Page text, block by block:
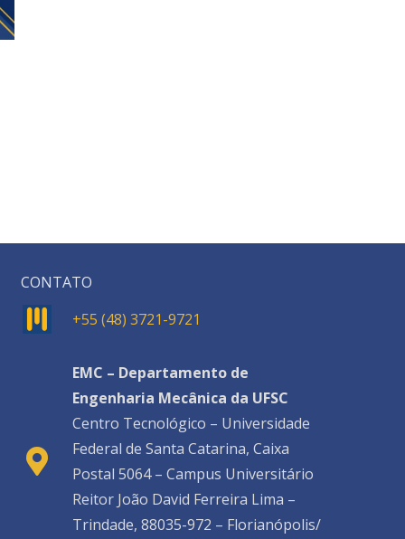
CONTATO
+55 (48) 3721-9721
EMC – Departamento de
Engenharia Mecânica da UFSC
Centro Tecnológico – Universidade
Federal de Santa Catarina, Caixa
Postal 5064 – Campus Universitário
Reitor João David Ferreira Lima –
Trindade, 88035-972 – Florianópolis/